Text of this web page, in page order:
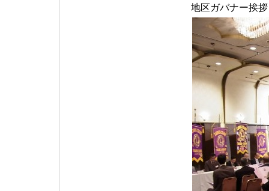
地区ガバナー